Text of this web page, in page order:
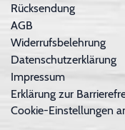
Rücksendung
AGB
Widerrufsbelehrung
Datenschutzerklärung
Impressum
Erklärung zur
Cookie-Einstellungen